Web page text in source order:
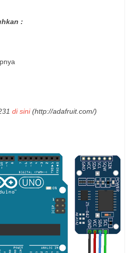
:
di sini(http://adafruit.com/)